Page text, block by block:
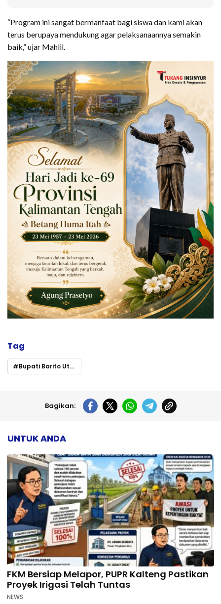
“Program ini sangat bermanfaat bagi siswa dan kami akan
terus berupaya mendukung agar pelaksanaannya semakin
baik,” ujar Mahlil.
Tag
Bupati Barito Utara Luncurkan Program Makan Bergizi Gratis di MTsN Muara Teweh
Bagikan:
UNTUK ANDA
FKM Bersiap Melapor, PUPR Kalteng Pastikan
Proyek Irigasi Telah Tuntas
NEWS